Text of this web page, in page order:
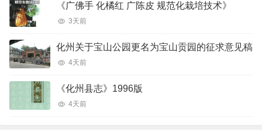
《广佛手 化橘红 广陈皮 规范化栽培技术》
3天前
化州关于宝山公园更名为宝山贡园的征求意见稿
4天前
《化州县志》1996版
4天前